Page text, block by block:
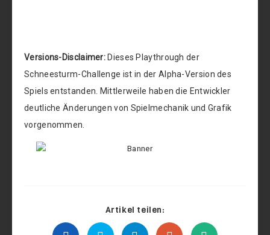
Versions-Disclaimer: Dieses Playthrough der
Schneesturm-Challenge ist in der Alpha-Version des
Spiels entstanden. Mittlerweile haben die Entwickler
deutliche Änderungen von Spielmechanik und Grafik
vorgenommen.
Artikel teilen: